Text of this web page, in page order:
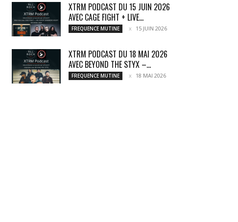
XTRM PODCAST DU 15 JUIN 2026
AVEC CAGE FIGHT + LIVE...
FREQUENCE MUTINE 15 JUIN 2026
XTRM PODCAST DU 18 MAI 2026
AVEC BEYOND THE STYX –...
FREQUENCE MUTINE 18 MAI 2026